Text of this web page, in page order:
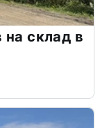
на склад в